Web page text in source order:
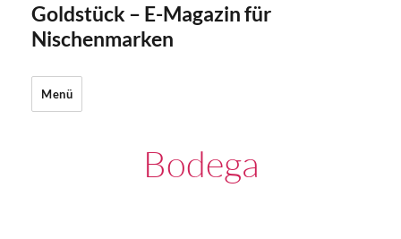
Goldstück – E-Magazin für
Nischenmarken
Menü
Bodega